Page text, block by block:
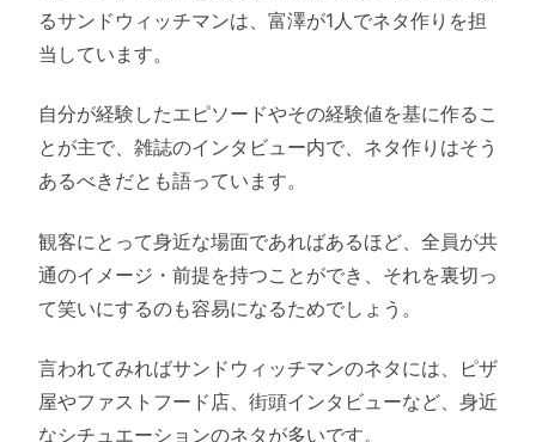
るサンドウィッチマンは、富澤が1人でネタ作りを担
当しています。
自分が経験したエピソードやその経験値を基に作るこ
とが主で、雑誌のインタビュー内で、ネタ作りはそう
あるべきだとも語っています。
観客にとって身近な場面であればあるほど、全員が共
通のイメージ・前提を持つことができ、それを裏切っ
て笑いにするのも容易になるためでしょう。
言われてみればサンドウィッチマンのネタには、ピザ
屋やファストフード店、街頭インタビューなど、身近
なシチュエーションのネタが多いです。